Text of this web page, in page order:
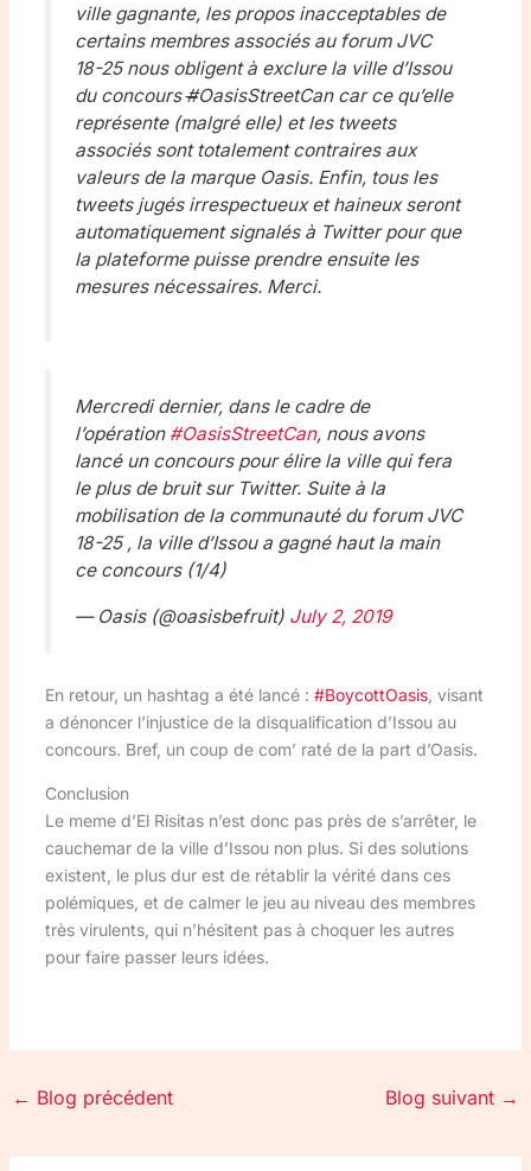
ville gagnante, les propos inacceptables de
certains membres associés au forum JVC
18-25 nous obligent à exclure la ville d’Issou
du concours#OasisStreetCan car ce qu’elle
représente (malgré elle) et les tweets
associés sont totalement contraires aux
valeurs de la marque Oasis. Enfin, tous les
tweets jugés irrespectueux et haineux seront
automatiquement signalés à Twitter pour que
la plateforme puisse prendre ensuite les
mesures nécessaires. Merci.
Mercredi dernier, dans le cadre de
l’opération #OasisStreetCan, nous avons
lancé un concours pour élire la ville qui fera
le plus de bruit sur Twitter. Suite à la
mobilisation de la communauté du forum JVC
18-25 , la ville d’Issou a gagné haut la main
ce concours (1/4)
— Oasis (@oasisbefruit) July 2, 2019
En retour, un hashtag a été lancé : #BoycottOasis, visant
a dénoncer l’injustice de la disqualification d’Issou au
concours. Bref, un coup de com’ raté de la part d’Oasis.
Conclusion
Le meme d’El Risitas n’est donc pas près de s’arrêter, le
cauchemar de la ville d’Issou non plus. Si des solutions
existent, le plus dur est de rétablir la vérité dans ces
polémiques, et de calmer le jeu au niveau des membres
très virulents, qui n’hésitent pas à choquer les autres
pour faire passer leurs idées.
← Blog précédent Blog suivant →